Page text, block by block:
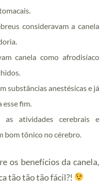
consideravam a canela
canela como afrodisíaco
substâncias anestésicas e já
fim.
as atividades cerebrais e
bom tônico no cérebro.
os benefícios da canela,
tão tão tão fácil?!